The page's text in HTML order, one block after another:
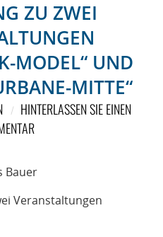
ZU ZWEI
MODEL“ UND
MITTE“
HINTERLASSEN SIE EINEN
Bauer
Veranstaltungen